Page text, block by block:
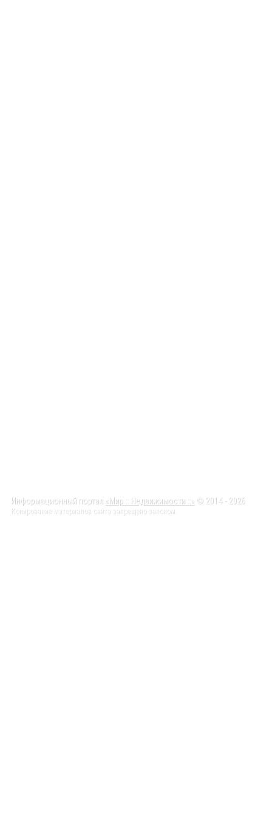
Информационный портал «Мир :: Недвижимости ::» © 2014 - 2026
Копирование материалов сайта запрещено законом.